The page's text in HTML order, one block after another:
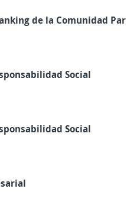
de la Comunidad Par
Social
Social